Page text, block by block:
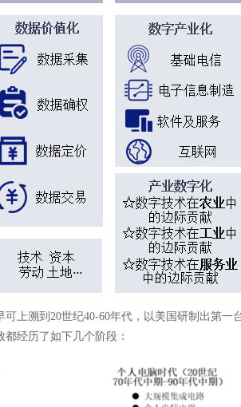
可上溯到20世纪40-60年代，以美国研制出第
经历了如下几个阶段：